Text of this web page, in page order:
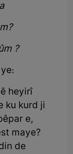
?
heyirî
ku kurd ji
e,
maye?
de